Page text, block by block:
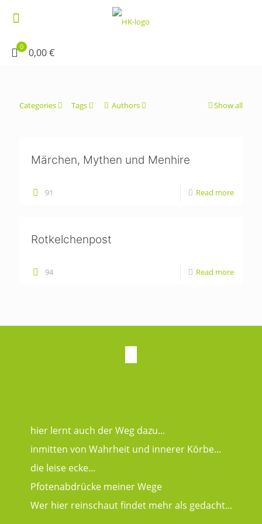
0 0,00 €
Categories Tags Authors Show all
Märchen, Mythen und Menhire
91 Read more
Rotkelchenpost
94 Read more
hier lernt auch der Weg dazu...
inmitten von Wahrheit und innerer Körbe...
die leise ecke...
Pfotenabdrücke meiner Wege
Wer hier reinschaut findet mehr als gedacht...